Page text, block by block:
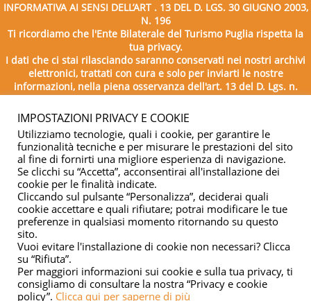
INFORMATIVA AI SENSI DELL’ART . 13 DEL D. LGS. 30 GIUGNO 2003,
N. 196
Ti ricordiamo che l'Ente Bilaterale del Turismo Puglia rispetta la
tua privacy.
I dati che ci stai rilasciando saranno conservati nei nostri archivi
elettronici, trattati con cura e solo per inviarti le nostre
informazioni, nella piena osservanza dell'art. 13 del D. Lgs. n.
196/2003.
Copyright © 2026 - Ente Bilaterale del Turismo Puglia - C.F.
IMPOSTAZIONI PRIVACY E COOKIE
Utilizziamo tecnologie, quali i cookie, per garantire le
funzionalità tecniche e per misurare le prestazioni del sito
al fine di fornirti una migliore esperienza di navigazione.
Se clicchi su “Accetta”, acconsentirai all'installazione dei
cookie per le finalità indicate.
Cliccando sul pulsante “Personalizza”, deciderai quali
cookie accettare e quali rifiutare; potrai modificare le tue
preferenze in qualsiasi momento ritornando su questo
sito.
Vuoi evitare l'installazione di cookie non necessari? Clicca
su “Rifiuta”.
Per maggiori informazioni sui cookie e sulla tua privacy, ti
consigliamo di consultare la nostra “Privacy e cookie
policy”. Clicca qui per saperne di più